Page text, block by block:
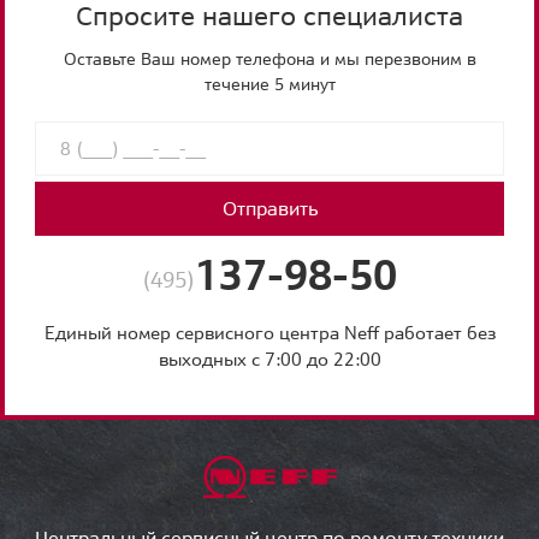
Спросите нашего специалиста
Оставьте Ваш номер телефона и мы перезвоним в
течение 5 минут
Отправить
(495) 137-98-50
Единый номер сервисного центра Neff работает без
выходных с 7:00 до 22:00